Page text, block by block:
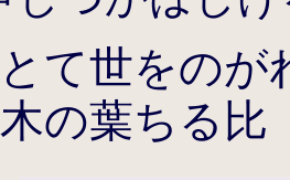
て世をのが
の葉ちる比